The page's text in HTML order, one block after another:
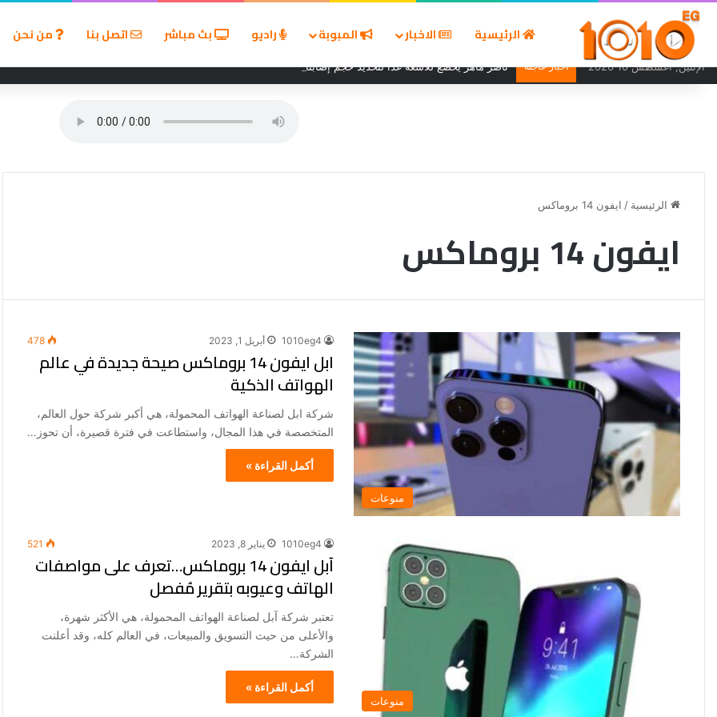
الرئيسية الاخبار المبوبة راديو بث مباشر اتصل بنا من نحن
الإثنين, أغسطس 10 2026 أخبار عاجلة ناصر ماهر يخضع للأشعة غدًا لتحديد حجم إصابته مع بيراميدز
الرئيسية / ايفون 14 بروماكس
ايفون 14 بروماكس
منوعات
1010eg4 أبريل 1, 2023 478
ابل ايفون 14 بروماكس صيحة جديدة في عالم
الهواتف الذكية
شركة ابل لصناعة الهواتف المحمولة، هي أكبر شركة حول العالم،
المتخصصة في هذا المجال، واستطاعت في فترة قصيرة، أن تحوز…
أكمل القراءة »
منوعات
1010eg4 يناير 8, 2023 521
آبل ايفون 14 بروماكس…تعرف على مواصفات
الهاتف وعيوبه بتقرير مُفصل
تعتبر شركة آبل لصناعة الهواتف المحمولة، هي الأكثر شهرة،
والأعلى من حيث التسويق والمبيعات، في العالم كله، وقد أعلنت
الشركة…
أكمل القراءة »